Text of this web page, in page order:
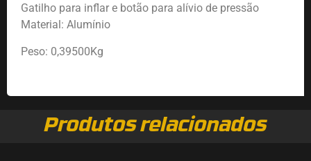
Gatilho para inflar e botão para alívio de pressão
Material: Alumínio
Peso: 0,39500Kg
Produtos relacionados